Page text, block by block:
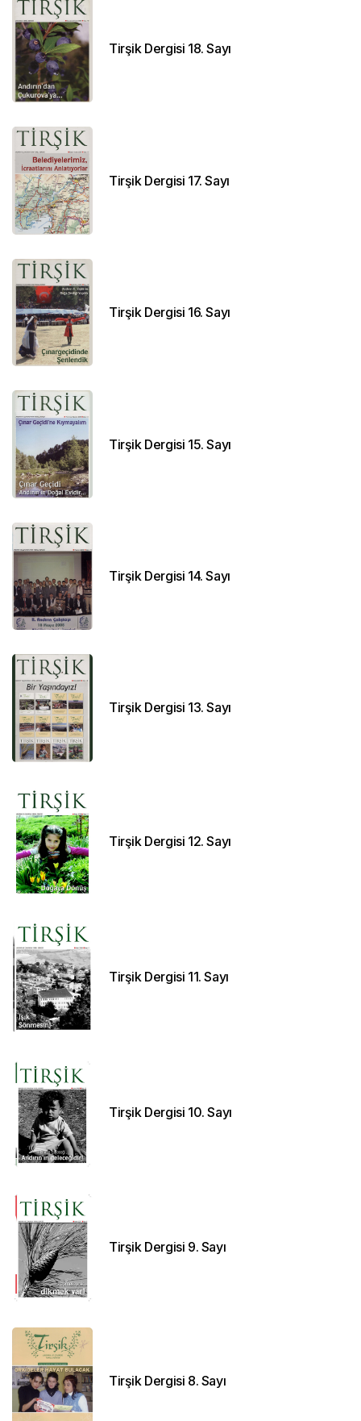
Tirşik Dergisi 18. Sayı
Tirşik Dergisi 17. Sayı
Tirşik Dergisi 16. Sayı
Tirşik Dergisi 15. Sayı
Tirşik Dergisi 14. Sayı
Tirşik Dergisi 13. Sayı
Tirşik Dergisi 12. Sayı
Tirşik Dergisi 11. Sayı
Tirşik Dergisi 10. Sayı
Tirşik Dergisi 9. Sayı
Tirşik Dergisi 8. Sayı